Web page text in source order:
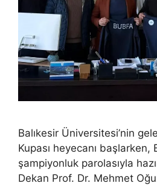
Balıkesir Üniversitesi’nin
Kupası heyecanı başlarken,
şampiyonluk parolasıyla
Dekan Prof. Dr. Mehmet